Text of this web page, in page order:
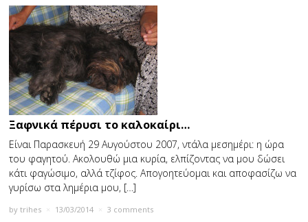
Ξαφνικά πέρυσι το καλοκαίρι…
Είναι Παρασκευή 29 Αυγούστου 2007, ντάλα μεσημέρι: η ώρα
του φαγητού. Ακολουθώ μια κυρία, ελπίζοντας να µου δώσει
κάτι φαγώσιμο, αλλά τζίφος. Απογοητεύομαι και αποφασίζω να
γυρίσω στα λημέρια µου, […]
bytrihes 13/03/2014 3 comments